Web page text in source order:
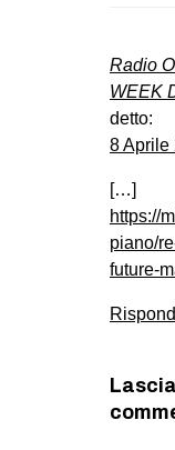
Radio
WEEK
detto:
8 Aprile
[…]
https://
piano/
future-